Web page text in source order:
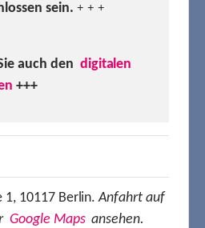
sein. + + +
auch den digitalen
+++
1, 10117 Berlin.Anfahrt auf
Google Mapsansehen.